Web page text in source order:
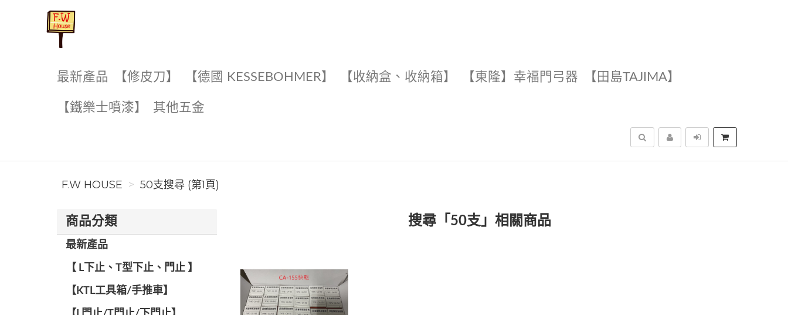
最新產品 【修皮刀】 【德國 KESSEBOHMER】 【收納盒、收納箱】 【東隆】幸福門弓器 【田島TAJIMA】
【鐵樂士噴漆】 其他五金
搜尋
F.W HOUSE 50支搜尋 (第1頁)
商品分類
最新產品
【 L下止、T型下止、門止 】
【KTL工具箱/手推車】
搜尋「50支」相關商品